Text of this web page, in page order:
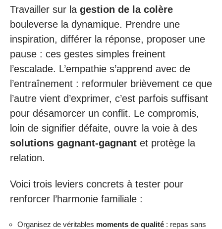
Travailler sur la gestion de la colère
bouleverse la dynamique. Prendre une
inspiration, différer la réponse, proposer une
pause : ces gestes simples freinent
l’escalade. L’empathie s’apprend avec de
l’entraînement : reformuler brièvement ce que
l’autre vient d’exprimer, c’est parfois suffisant
pour désamorcer un conflit. Le compromis,
loin de signifier défaite, ouvre la voie à des
solutions gagnant-gagnant et protège la
relation.
Voici trois leviers concrets à tester pour
renforcer l’harmonie familiale :
Organisez de véritables moments de qualité : repas sans